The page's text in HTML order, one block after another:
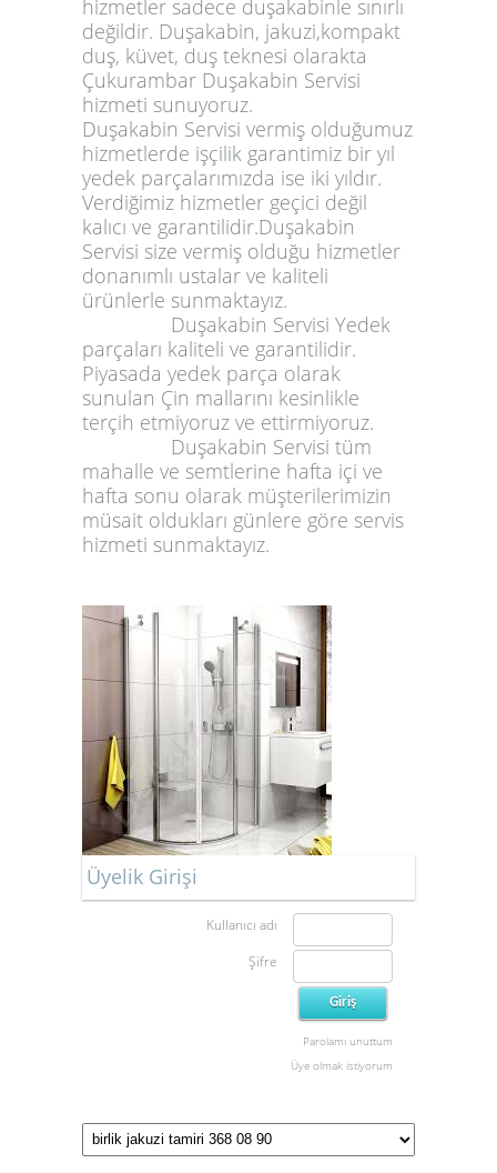
hizmetler sadece duşakabinle sınırlı
değildir. Duşakabin, jakuzi,kompakt
duş, küvet, duş teknesi olarakta
Çukurambar Duşakabin Servisi
hizmeti sunuyoruz.
Duşakabin Servisi vermiş olduğumuz
hizmetlerde işçilik garantimiz bir yıl
yedek parçalarımızda ise iki yıldır.
Verdiğimiz hizmetler geçici değil
kalıcı ve garantilidir.Duşakabin
Servisi size vermiş olduğu hizmetler
donanımlı ustalar ve kaliteli
ürünlerle sunmaktayız.
Duşakabin Servisi Yedek
parçaları kaliteli ve garantilidir.
Piyasada yedek parça olarak
sunulan Çin mallarını kesinlikle
terçih etmiyoruz ve ettirmiyoruz.
Duşakabin Servisi tüm
mahalle ve semtlerine hafta içi ve
hafta sonu olarak müşterilerimizin
müsait oldukları günlere göre servis
hizmeti sunmaktayız.
Üyelik Girişi
Kullanıcı adı
Şifre
Parolamı unuttum
Üye olmak istiyorum